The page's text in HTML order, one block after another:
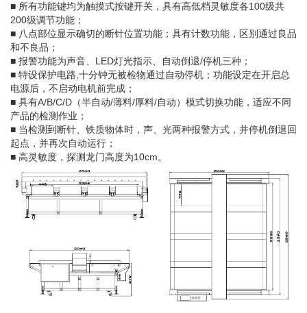
■ 所有功能键均为触摸式按键开关，具有高低档灵敏度各100级共
200级调节功能；
■ 八点部位显示确切的断针位置功能；具有计数功能，区别通过良品
和不良品；
■ 报警功能为声音、LED灯光指示、自动倒退/停机三种；
■ 特设保护电路,十分钟无被检物通过自动停机；功能设定在开启总
电源后，不启动电机前完成；
■ 具有A/B/C/D（半自动/薄料/厚料/自动）模式切换功能，适应不同
产品的检测作业；
■ 当检测到断针、铁质物体时，声、光两种报警方式，并停机倒退回
起点，并再次自动运行；
■ 高灵敏度，探测龙门高度为10cm。